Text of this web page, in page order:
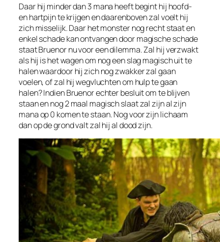
Daar hij minder dan 3 mana heeft begint hij hoofd-
en hartpijn te krijgen en daarenboven zal voelt hij
zich misselijk. Daar het monster nog recht staat en
enkel schade kan ontvangen door magische schade
staat Bruenor nu voor een dilemma. Zal hij verzwakt
als hij is het wagen om nog een slag magisch uit te
halen waardoor hij zich nog zwakker zal gaan
voelen, of zal hij wegvluchten om hulp te gaan
halen? Indien Bruenor echter besluit om te blijven
staan en nog 2 maal magisch slaat zal zijn al zijn
mana op 0 komen te staan. Nog voor zijn lichaam
dan op de grond valt zal hij al dood zijn.